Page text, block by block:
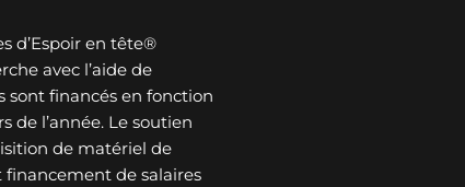
d’Espoir en tête®
avec l’aide de
sont financés en fonction
de l’année. Le soutien
de matériel de
financement de salaires